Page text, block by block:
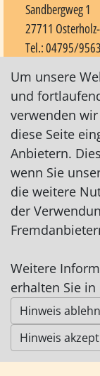
Sandbergweg 1
27711
Tel.: 04795/
info@das-
http://
auf
©
Um unsere
und
verwenden
diese Seite
Anbietern.
wenn Sie
die weitere
der
Weitere
erhalten Sie
Hinweis
Hinweis